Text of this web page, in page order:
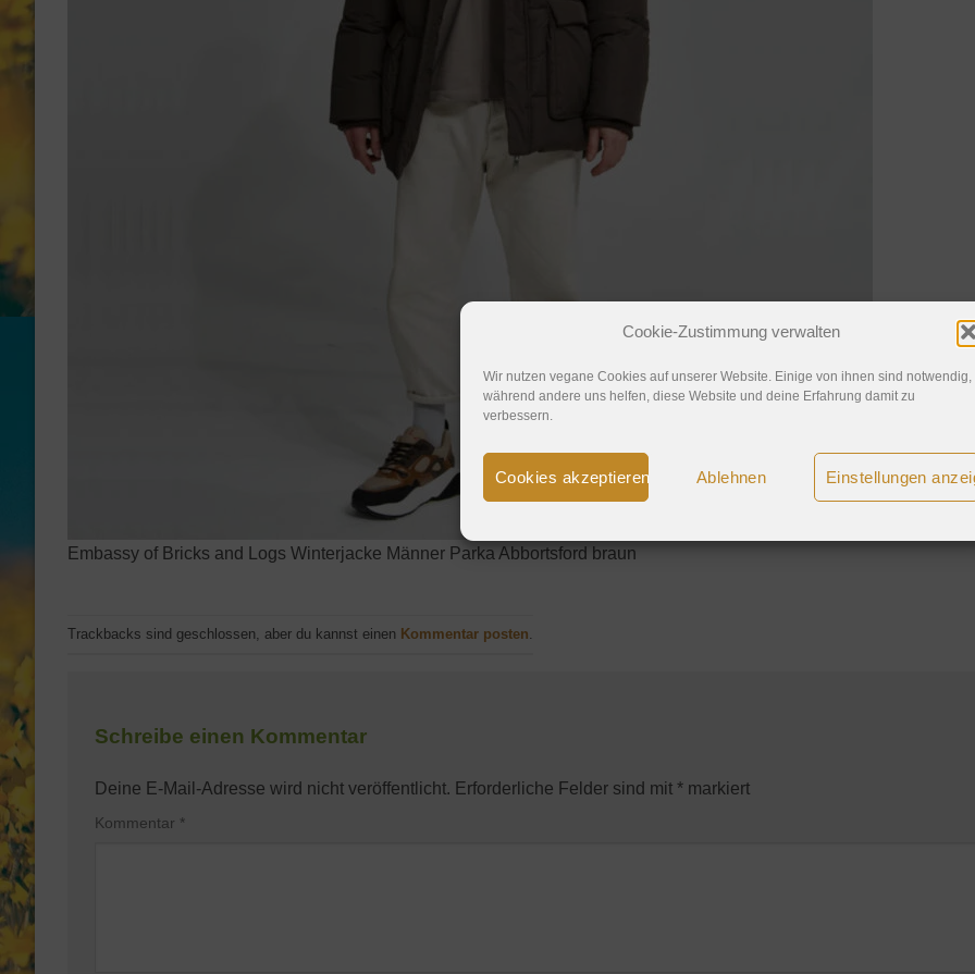
Cookie-Zustimmung verwalten
Wir nutzen vegane Cookies auf unserer Website. Einige von ihnen sind notwendig,
während andere uns helfen, diese Website und deine Erfahrung damit zu
verbessern.
Cookies akzeptieren Ablehnen Einstellungen
Embassy of Bricks and Logs Winterjacke Männer Parka Abbortsford braun
Trackbacks sind geschlossen, aber du kannst einen Kommentar posten
Schreibe einen Kommentar
Deine E-Mail-Adresse wird nicht veröffentlicht. Erforderliche Felder sind mit * markiert
Kommentar *